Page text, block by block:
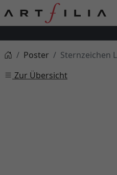
Poster
Sternzeichen
Zur Übersicht